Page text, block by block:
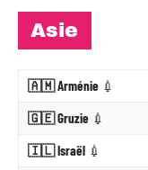
Asie
🇦🇲 Arménie 💉
🇬🇪 Gruzie 💉
🇮🇱 Israël 💉